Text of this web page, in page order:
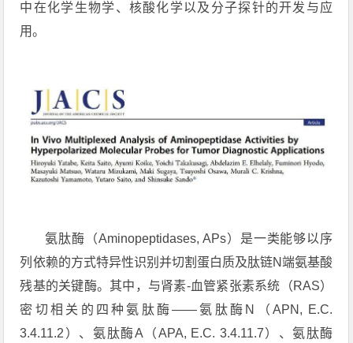
中在化学生物学、核酸化学以及分子探针的开发与应
用。
氨肽酶（Aminopeptidases, APs）是一类能够以序
列依赖的方式特异性识别并切割蛋白质及肽链N端氨基酸
残基的关键酶。其中，与肾素-血管紧张素系统（RAS）
密切相关的四种氨肽酶——氨肽酶N（APN, E.C.
3.4.11.2）、氨肽酶A（APA, E.C. 3.4.11.7）、氨肽酶